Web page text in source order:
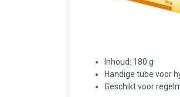
Inhoud: 180 g
Handige tube voor
Geschikt voor